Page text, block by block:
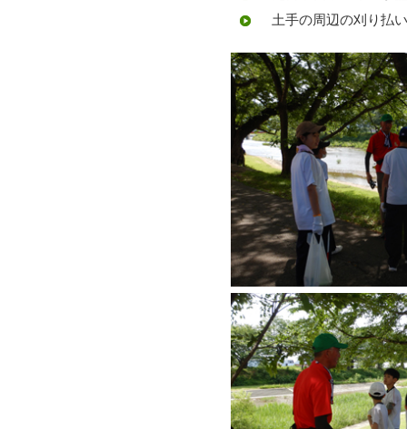
土手の周辺の刈り払